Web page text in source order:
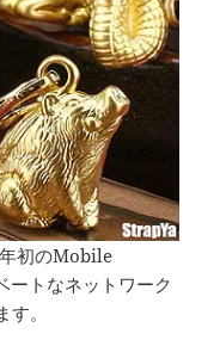
初のMobile
ートなネットワーク
。